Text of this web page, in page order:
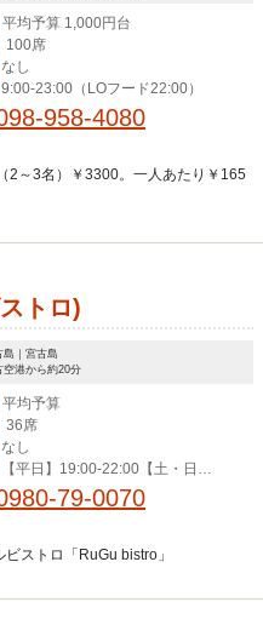
平均予算 1,000円台
100席
なし
9:00-23:00（LOフード22:00）
958-4080
2～3名）￥3300。一人あたり￥165
トロ)
島｜宮古島
空港から約20分
平均予算
36席
なし
【平日】19:00-22:00【土・日】1
22:00 （11/16-4/25
79-0070
ストロ「RuGu bistro」